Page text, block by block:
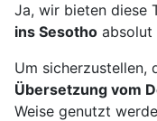
Ja, wir bieten diese
ins Sesothoabsolut
Um sicherzustellen,
Übersetzung vom
Weise genutzt